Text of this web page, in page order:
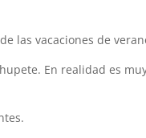
las vacaciones de
En realidad es